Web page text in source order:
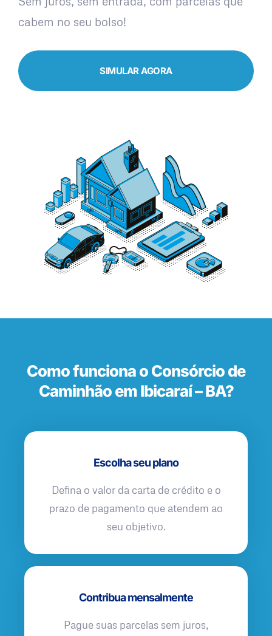
cabem no seu bolso!
SIMULAR AGORA
Como funciona o Consórcio de
Caminhão em Ibicaraí – BA?
Escolha seu plano
Defina o valor da carta de crédito e o
prazo de pagamento que atendem ao
seu objetivo.
Contribua mensalmente
Pague suas parcelas sem juros,